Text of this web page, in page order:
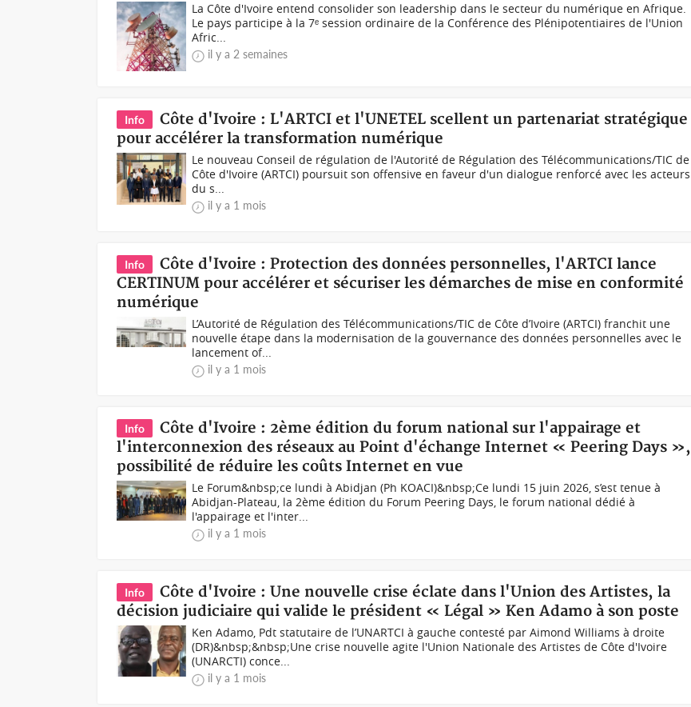
La Côte d'Ivoire entend consolider son leadership dans le secteur du numérique en Afrique.
Le pays participe à la 7ᵉ session ordinaire de la Conférence des Plénipotentiaires de l'Union
Afric...
il y a 2 semaines
Info
Côte d'Ivoire : L'ARTCI et l'UNETEL scellent un partenariat stratégique
pour accélérer la transformation numérique
Le nouveau Conseil de régulation de l'Autorité de Régulation des Télécommunications/TIC de
Côte d'Ivoire (ARTCI) poursuit son offensive en faveur d'un dialogue renforcé avec les acteurs
du s...
il y a 1 mois
Info
Côte d'Ivoire : Protection des données personnelles, l'ARTCI lance
CERTINUM pour accélérer et sécuriser les démarches de mise en conformité
numérique
L’Autorité de Régulation des Télécommunications/TIC de Côte d’Ivoire (ARTCI) franchit une
nouvelle étape dans la modernisation de la gouvernance des données personnelles avec le
lancement of...
il y a 1 mois
Info
Côte d'Ivoire : 2ème édition du forum national sur l'appairage et
l'interconnexion des réseaux au Point d'échange Internet « Peering Days »,
possibilité de réduire les coûts Internet en vue
Le Forum&nbsp;ce lundi à Abidjan (Ph KOACI)&nbsp;Ce lundi 15 juin 2026, s’est tenue à
Abidjan-Plateau, la 2ème édition du Forum Peering Days, le forum national dédié à
l'appairage et l'inter...
il y a 1 mois
Info
Côte d'Ivoire : Une nouvelle crise éclate dans l'Union des Artistes, la
décision judiciaire qui valide le président « Légal » Ken Adamo à son poste
Ken Adamo, Pdt statutaire de l’UNARTCI à gauche contesté par Aimond Williams à droite
(DR)&nbsp;&nbsp;Une crise nouvelle agite l'Union Nationale des Artistes de Côte d'Ivoire
(UNARCTI) conce...
il y a 1 mois